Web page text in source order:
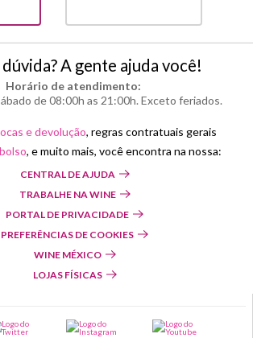
A gente ajuda você!
Horário de atendimento:
de 08:00h as 21:00h. Exceto feriados.
e devolução, regras contratuais gerais
, e muito mais, você encontra na nossa:
CENTRAL DE AJUDA
TRABALHE NA WINE
PORTAL DE PRIVACIDADE
PREFERÊNCIAS DE COOKIES
WINE MÉXICO
LOJAS FÍSICAS